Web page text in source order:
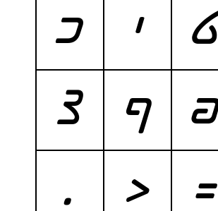
י
כ
ף
צ
=
<
.